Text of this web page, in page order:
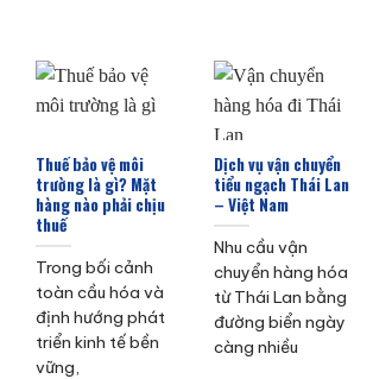
Thuế bảo vệ môi
trường là gì? Mặt
hàng nào phải chịu
thuế
Trong bối cảnh
toàn cầu hóa và
định hướng phát
triển kinh tế bền
vững,
Dịch vụ vận chuyển
tiểu ngạch Thái Lan
– Việt Nam
Nhu cầu vận
chuyển hàng hóa
từ Thái Lan bằng
đường biển ngày
càng nhiều